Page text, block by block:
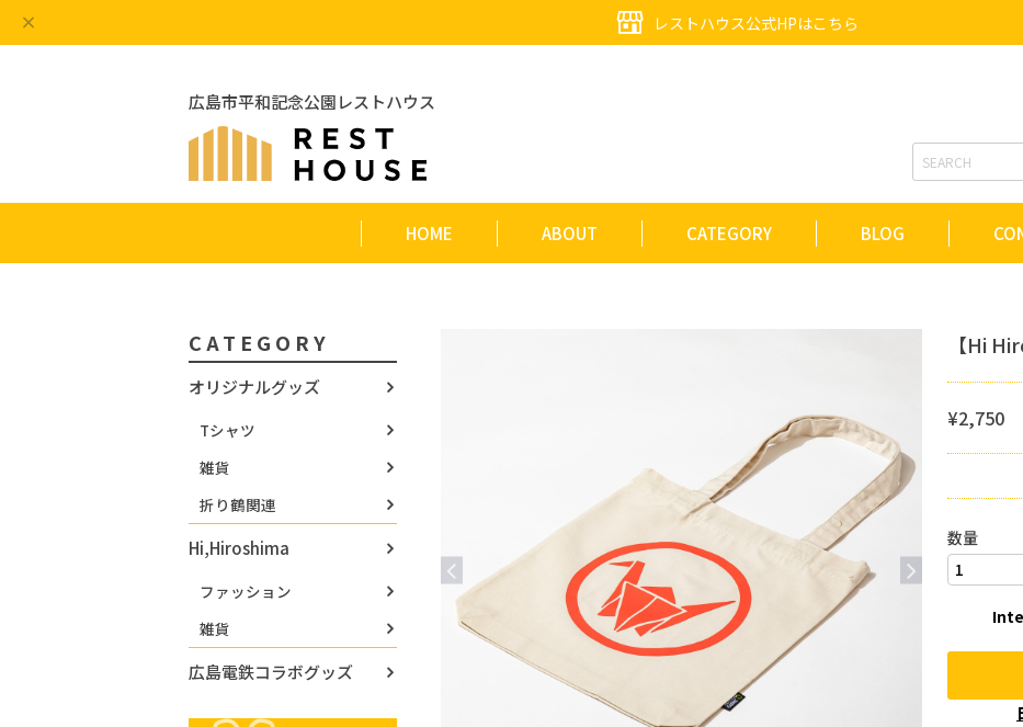
レストハウス公式HPはこちら
広島市平和記念公園レストハウス
HOME ABOUT CATEGORY BLOG
CATEGORY
オリジナルグッズ
Tシャツ
雑貨
折り鶴関連
Hi,Hiroshima
ファッション
雑貨
広島電鉄コラボグッズ
【Hi
¥2,750
数量